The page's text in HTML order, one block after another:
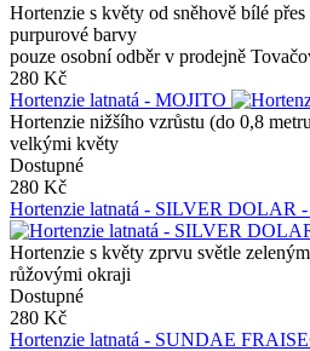
Hortenzie s květy od sněhově bílé
purpurové barvy
pouze osobní odběr v prodejně
280 Kč
Hortenzie latnatá - MOJITO
Hortenzie nižšího vzrůstu (do 0,8
velkými květy
Dostupné
280 Kč
Hortenzie latnatá - SILVER DOLAR -
Hortenzie s květy zprvu světle
růžovými okraji
Dostupné
280 Kč
Hortenzie latnatá - SUNDAE